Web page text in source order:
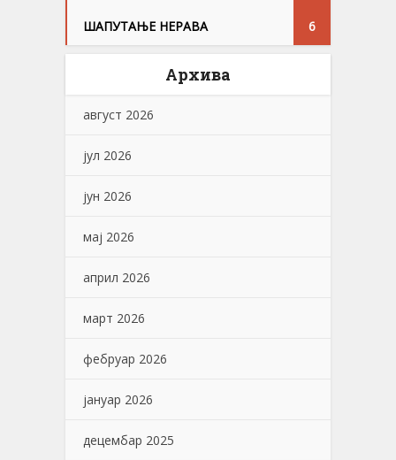
ШАПУТАЊЕ НЕРАВА 6
Архива
август 2026
јул 2026
јун 2026
мај 2026
април 2026
март 2026
фебруар 2026
јануар 2026
децембар 2025